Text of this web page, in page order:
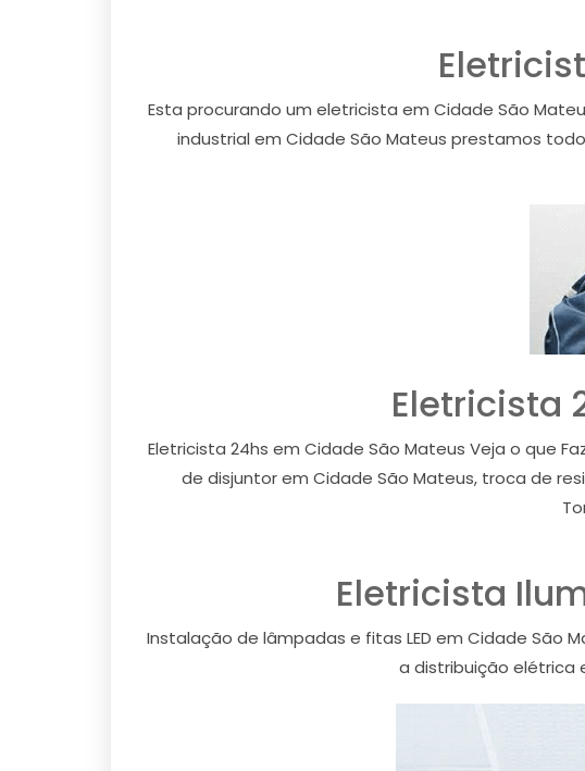
Esta procurando um eletricista em Cidade São
industrial em Cidade São Mateus prestamos
Eletricista
Eletricista 24hs em Cidade São Mateus Veja o que
de disjuntor em Cidade São Mateus, troca de
Eletricista
Instalação de lâmpadas e fitas LED em Cidade São
a distribuição elétrica